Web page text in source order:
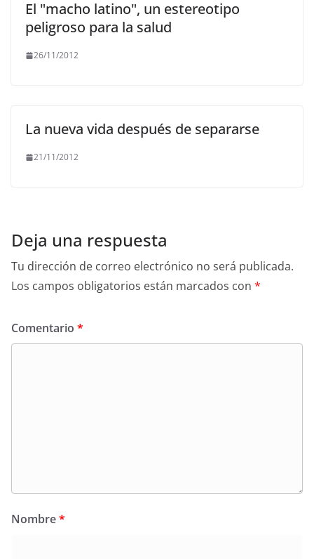
El "macho latino", un estereotipo
peligroso para la salud
26/11/2012
La nueva vida después de separarse
21/11/2012
Deja una respuesta
Tu dirección de correo electrónico no será publicada.
Los campos obligatorios están marcados con *
Comentario *
Nombre*